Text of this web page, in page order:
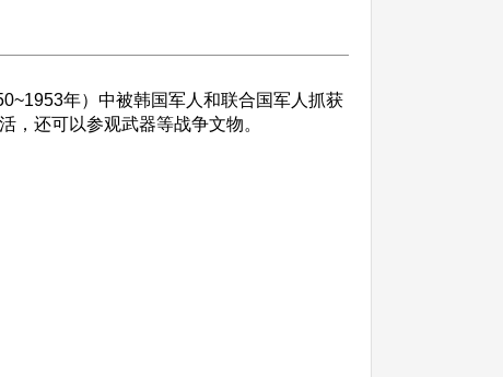
年）中被韩国军人和联合国军人抓获
，还可以参观武器等战争文物。